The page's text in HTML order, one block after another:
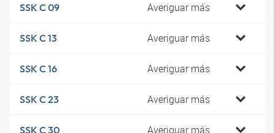
SSK C 09 Averiguar más
SSK C 13 Averiguar más
SSK C 16 Averiguar más
SSK C 23 Averiguar más
SSK C 30 Averiguar más